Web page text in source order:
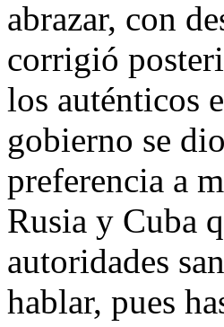
abrazar, con
corrigió
los auténticos
gobierno se
preferencia a
Rusia y Cuba
autoridades
hablar, pues